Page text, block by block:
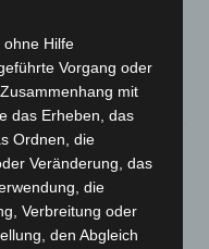
A7 – Polizei sucht
auf Baustelle
Langenhagen
Hilfe
Vorgang oder
mit
das Erheben, das
Ordnen, die
Veränderung, das
die
Verbreitung oder
den Abgleich